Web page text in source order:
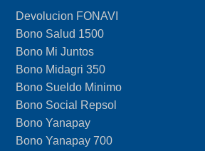
Devolucion FONAVI
Bono Salud 1500
Bono Mi Juntos
Bono Midagri 350
Bono Sueldo Minimo
Bono Social Repsol
Bono Yanapay
Bono Yanapay 700